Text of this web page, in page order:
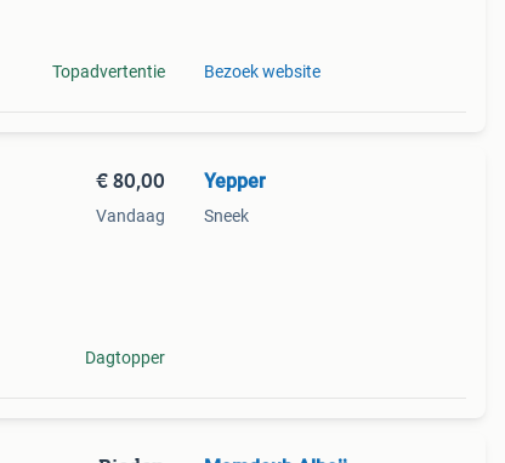
Topadvertentie Bezoek website
€ 80,00
Vandaag
Dagtopper
Yepper
Sneek